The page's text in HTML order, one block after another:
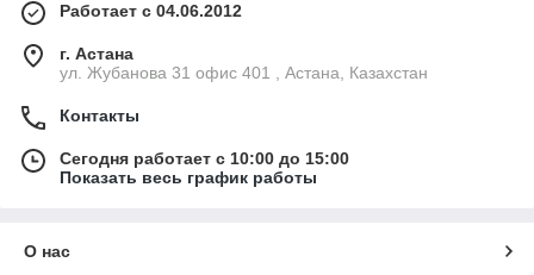
Работает с 04.06.2012
г. Астана
ул. Жубанова 31 офис 401 , Астана, Казахстан
Контакты
Сегодня работает с 10:00 до 15:00
Показать весь график работы
О нас